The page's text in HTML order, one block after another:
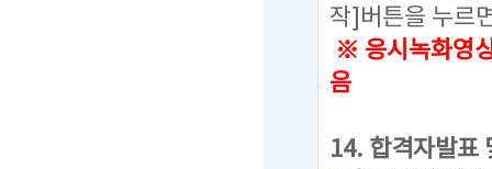
작]버튼을 누르
※ 응시녹화영
음
14. 합격자발표